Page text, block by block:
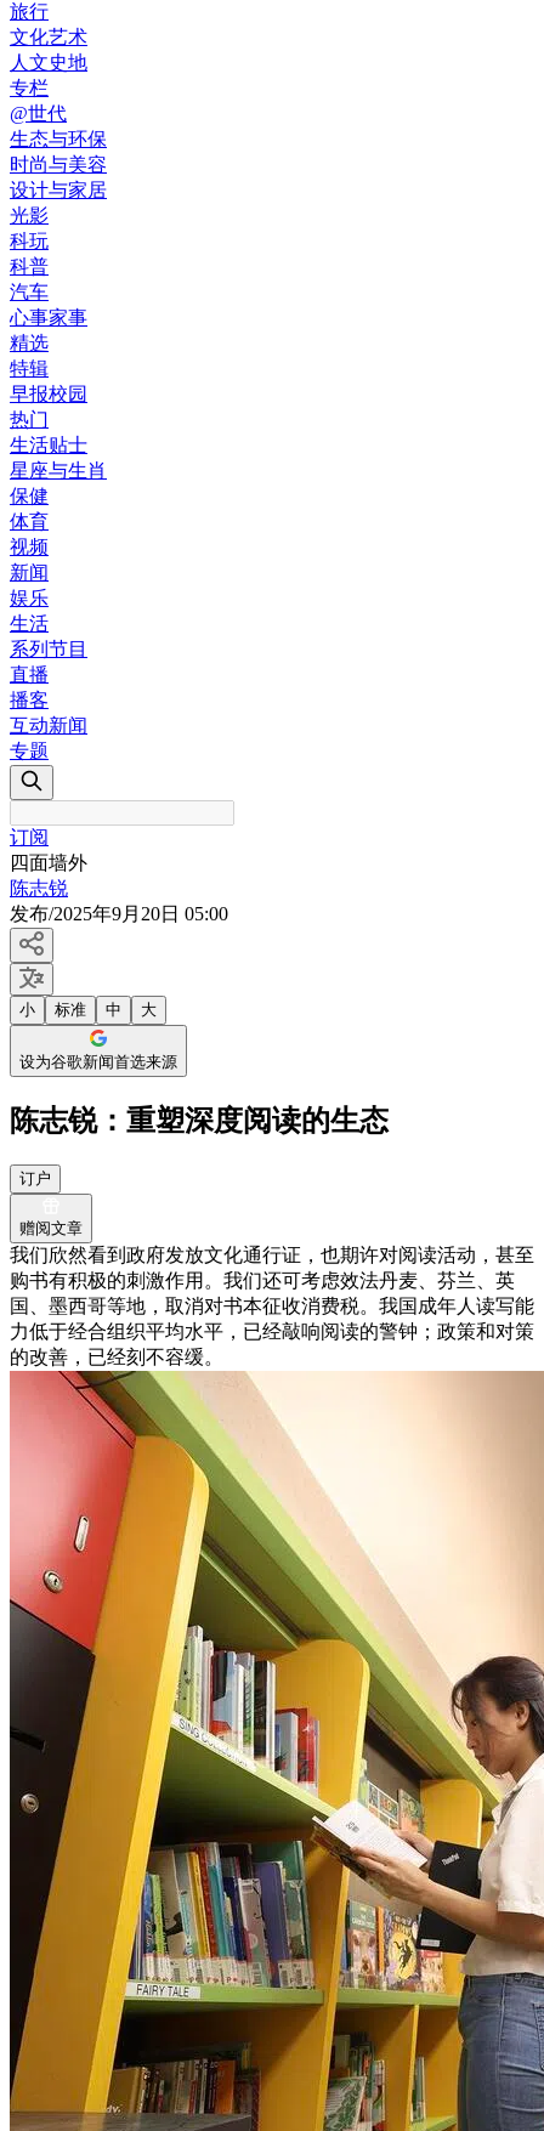
旅行
文化艺术
人文史地
专栏
@世代
生态与环保
时尚与美容
设计与家居
光影
科玩
科普
汽车
心事家事
精选
特辑
早报校园
热门
生活贴士
星座与生肖
保健
体育
视频
新闻
娱乐
生活
系列节目
直播
播客
互动新闻
专题
订阅
四面墙外
陈志锐
发布/2025年9月20日 05:00
小 标准 中 大
设为谷歌新闻首选来源
陈志锐：重塑深度阅读的生态
订户
赠阅文章
我们欣然看到政府发放文化通行证，也期许对阅读活动，甚至
购书有积极的刺激作用。我们还可考虑效法丹麦、芬兰、英
国、墨西哥等地，取消对书本征收消费税。我国成年人读写能
力低于经合组织平均水平，已经敲响阅读的警钟；政策和对策
的改善，已经刻不容缓。